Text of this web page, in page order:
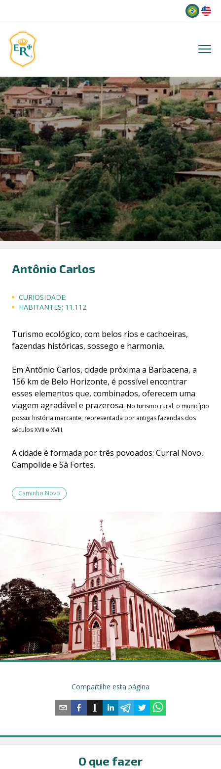
Antônio Carlos
CURIOSIDADE:
HABITANTES: 11.112
Turismo ecológico, com belos rios e cachoeiras,
fazendas históricas, sossego e harmonia.
Em Antônio Carlos, cidade próxima a Barbacena, a
156 km de Belo Horizonte, é possível encontrar
esses elementos que, combinados, oferecem uma
viagem agradável e prazerosa. No turismo rural, o município
possui história marcante, representada por antigas fazendas dos
séculos XVII e XVIII.
A cidade é formada por três povoados: Curral Novo,
Campolide e Sá Fortes.
Caminho Novo
Compartilhe esta página
O que fazer